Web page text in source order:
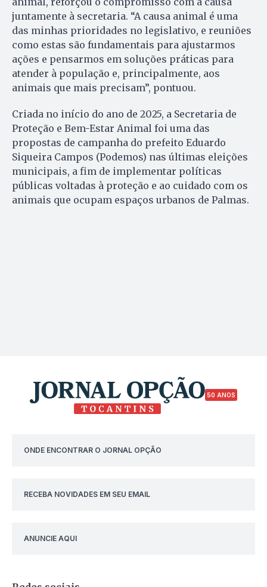
juntamente à secretaria. “A causa animal é uma
das minhas prioridades no legislativo, e reuniões
como estas são fundamentais para ajustarmos
ações e pensarmos em soluções práticas para
atender à população e, principalmente, aos
animais que mais precisam”, pontuou.
Criada no início do ano de 2025, a Secretaria de
Proteção e Bem-Estar Animal foi uma das
propostas de campanha do prefeito Eduardo
Siqueira Campos (Podemos) nas últimas eleições
municipais, a fim de implementar políticas
públicas voltadas à proteção e ao cuidado com os
animais que ocupam espaços urbanos de Palmas.
50 ANOS
ONDE ENCONTRAR O JORNAL OPÇÃO
RECEBA NOVIDADES EM SEU EMAIL
ANUNCIE AQUI